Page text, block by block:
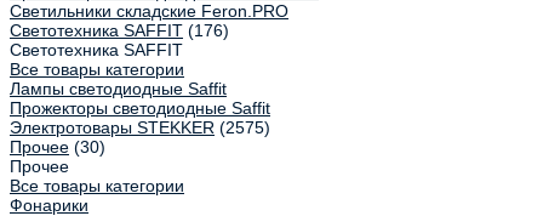
Светильники складские Feron.PRO
Светотехника SAFFIT (176)
Светотехника SAFFIT
Все товары категории
Лампы светодиодные Saffit
Прожекторы светодиодные Saffit
Электротовары STEKKER (2575)
Прочее (30)
Прочее
Все товары категории
Фонарики